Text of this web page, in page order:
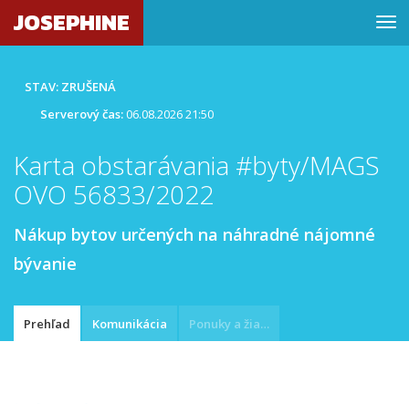
JOSEPHINE
STAV: ZRUŠENÁ
Serverový čas:06.08.2026 21:50
Karta obstarávania #byty/MAGS
OVO 56833/2022
Nákup bytov určených na náhradné nájomné
bývanie
Prehľad Komunikácia Ponuky a žiadosti